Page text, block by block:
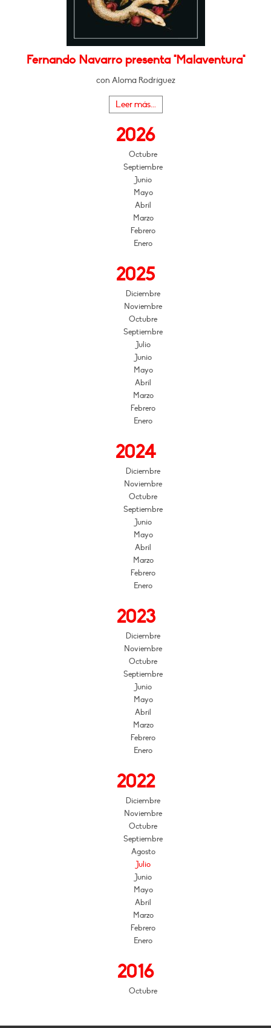
Fernando Navarro presenta "Malaventura"
con Aloma Rodríguez
Leer más...
2026
Octubre
Septiembre
Junio
Mayo
Abril
Marzo
Febrero
Enero
2025
Diciembre
Noviembre
Octubre
Septiembre
Julio
Junio
Mayo
Abril
Marzo
Febrero
Enero
2024
Diciembre
Noviembre
Octubre
Septiembre
Junio
Mayo
Abril
Marzo
Febrero
Enero
2023
Diciembre
Noviembre
Octubre
Septiembre
Junio
Mayo
Abril
Marzo
Febrero
Enero
2022
Diciembre
Noviembre
Octubre
Septiembre
Agosto
Julio
Junio
Mayo
Abril
Marzo
Febrero
Enero
2016
Octubre